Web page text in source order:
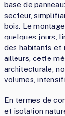
base de
secteur,
bois. Le
quelques jours,
des habitants et
ailleurs, cette
architecturale,
volumes,
En termes de
et isolation